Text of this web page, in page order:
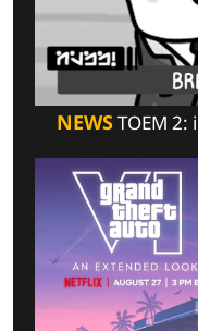
NEWSTOEM 2: